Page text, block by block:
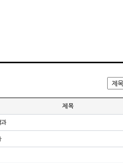
제 목
과